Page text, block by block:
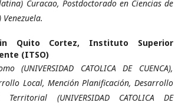
Curacao, Postdoctorado en Ciencias de
Venezuela.
Quito Cortez, Instituto Superior
(ITSO)
(UNIVERSIDAD CATOLICA DE CUENCA),
Local, Mención Planificación, Desarrollo
(UNIVERSIDAD CATOLICA DE